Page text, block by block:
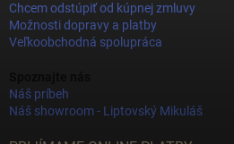
Chcem odstúpiť od kúpnej zmluvy
Možnosti dopravy a platby
Veľkoobchodná spolupráca
Náš príbeh
Náš showroom - Liptovský Mikuláš